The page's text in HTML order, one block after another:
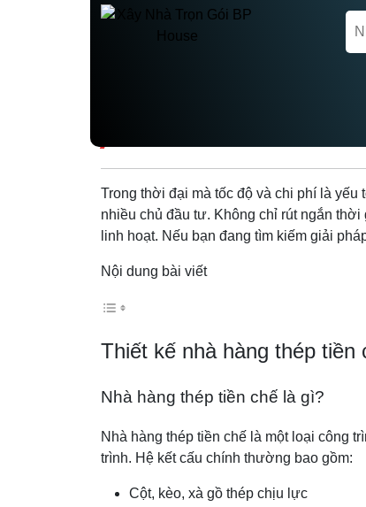
7 MẪU THIẾT
Trong thời đại mà tốc độ và chi phí là
nhiều chủ đầu tư. Không chỉ rút ngắn
linh hoạt. Nếu bạn đang tìm kiếm giải
Nội dung bài viết
Thiết kế nhà hàng thép tiền
Nhà hàng thép tiền chế là gì?
Nhà hàng thép tiền chế là một loại công
trình. Hệ kết cấu chính thường bao gồm:
Cột, kèo, xà gồ thép chịu lực